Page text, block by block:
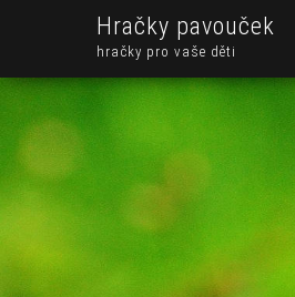
Hračky pavouček
hračky pro vaše děti